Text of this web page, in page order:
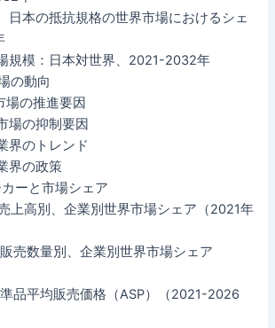
日本の抵抗規格の世界市場におけるシェ
規模：日本対世界、2021-2032年
の動向
場の推進要因
場の抑制要因
界のトレンド
界の政策
ーと市場シェア
上高別、企業別世界市場シェア（2021年
売数量別、企業別世界市場シェア
品平均販売価格（ASP）（2021-2026